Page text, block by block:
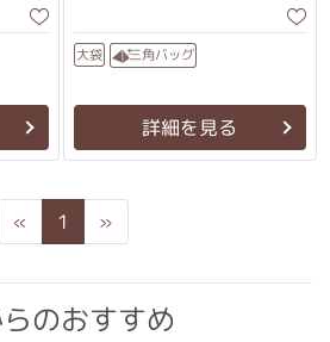
大袋 三角バッグ
詳細を見る
« Previous
1 »Next
のおすすめ